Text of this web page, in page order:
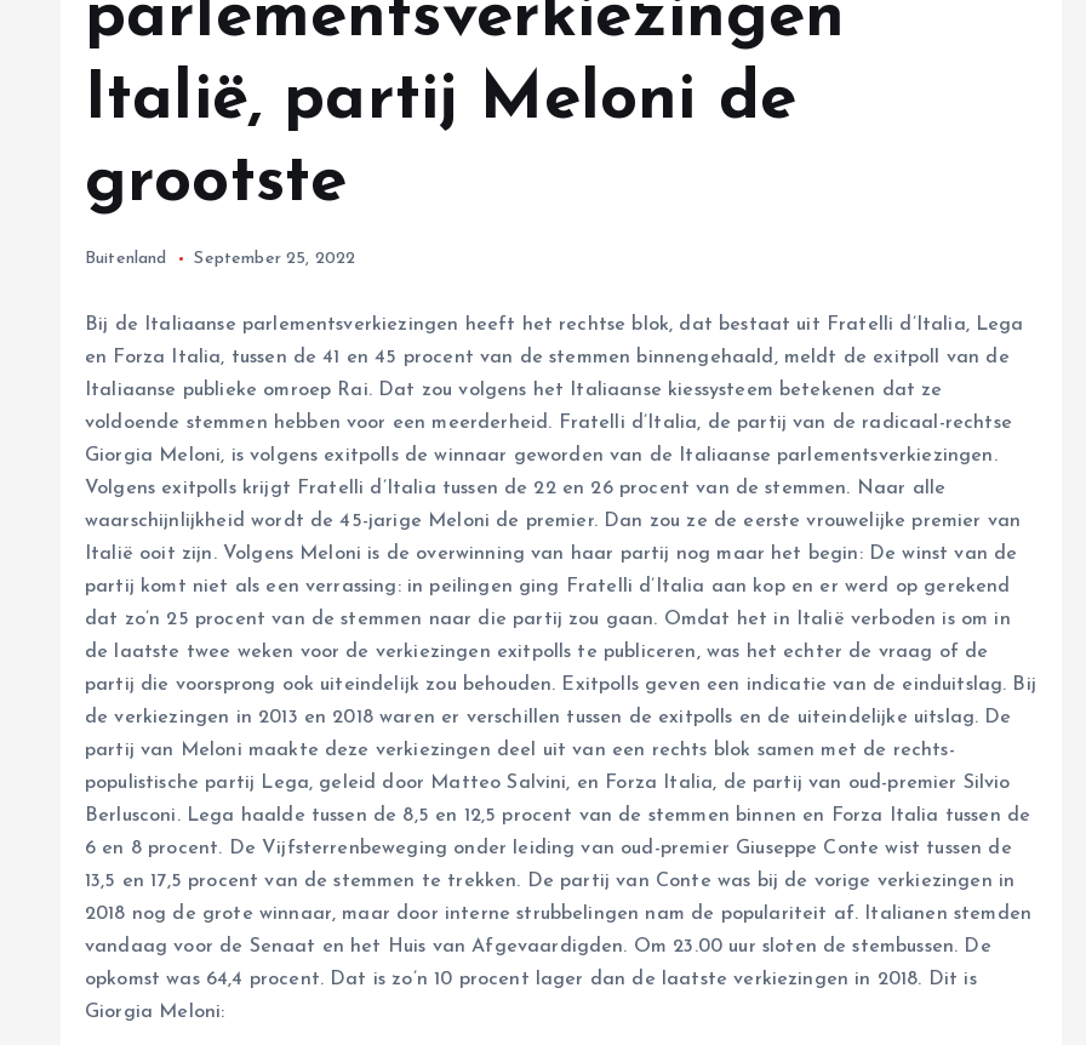
parlementsverkiezingen
Italië, partij Meloni de
grootste
Buitenland September 25, 2022
Bij de Italiaanse parlementsverkiezingen heeft het rechtse blok, dat bestaat uit Fratelli d’Italia, Lega
en Forza Italia, tussen de 41 en 45 procent van de stemmen binnengehaald, meldt de exitpoll van de
Italiaanse publieke omroep Rai. Dat zou volgens het Italiaanse kiessysteem betekenen dat ze
voldoende stemmen hebben voor een meerderheid. Fratelli d’Italia, de partij van de radicaal-rechtse
Giorgia Meloni, is volgens exitpolls de winnaar geworden van de Italiaanse parlementsverkiezingen.
Volgens exitpolls krijgt Fratelli d’Italia tussen de 22 en 26 procent van de stemmen. Naar alle
waarschijnlijkheid wordt de 45-jarige Meloni de premier. Dan zou ze de eerste vrouwelijke premier van
Italië ooit zijn. Volgens Meloni is de overwinning van haar partij nog maar het begin: De winst van de
partij komt niet als een verrassing: in peilingen ging Fratelli d’Italia aan kop en er werd op gerekend
dat zo’n 25 procent van de stemmen naar die partij zou gaan. Omdat het in Italië verboden is om in
de laatste twee weken voor de verkiezingen exitpolls te publiceren, was het echter de vraag of de
partij die voorsprong ook uiteindelijk zou behouden. Exitpolls geven een indicatie van de einduitslag. Bij
de verkiezingen in 2013 en 2018 waren er verschillen tussen de exitpolls en de uiteindelijke uitslag. De
partij van Meloni maakte deze verkiezingen deel uit van een rechts blok samen met de rechts-
populistische partij Lega, geleid door Matteo Salvini, en Forza Italia, de partij van oud-premier Silvio
Berlusconi. Lega haalde tussen de 8,5 en 12,5 procent van de stemmen binnen en Forza Italia tussen de
6 en 8 procent. De Vijfsterrenbeweging onder leiding van oud-premier Giuseppe Conte wist tussen de
13,5 en 17,5 procent van de stemmen te trekken. De partij van Conte was bij de vorige verkiezingen in
2018 nog de grote winnaar, maar door interne strubbelingen nam de populariteit af. Italianen stemden
vandaag voor de Senaat en het Huis van Afgevaardigden. Om 23.00 uur sloten de stembussen. De
opkomst was 64,4 procent. Dat is zo’n 10 procent lager dan de laatste verkiezingen in 2018. Dit is
Giorgia Meloni: